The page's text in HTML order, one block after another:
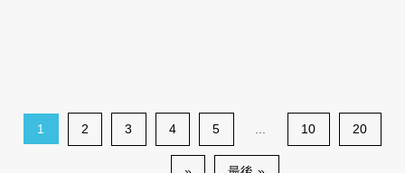
1 2 3 4 5 10 20